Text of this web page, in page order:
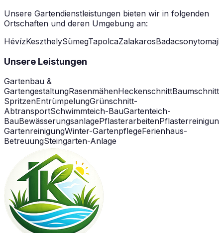
Unsere Gartendienstleistungen bieten wir in folgenden
Ortschaften und deren Umgebung an:
HévízKeszthelySümegTapolcaZalakarosBadacsonytomaj
Unsere Leistungen
Gartenbau &
GartengestaltungRasenmähenHeckenschnittBaumschnitt
SpritzenEntrümpelungGrünschnitt-
AbtransportSchwimmteich-BauGartenteich-
BauBewässerungsanlagePflasterarbeitenPflasterreinigung
GartenreinigungWinter-GartenpflegeFerienhaus-
BetreuungSteingarten-Anlage